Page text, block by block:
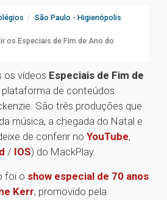
São Paulo - Higienópolis
os Especiais de Fim de Ano do
os vídeos Especiais de Fim de
plataforma de conteúdos
São três produções que
música, a chegada do Natal e
de conferir no YouTube,
/ IOS) do MackPlay.
foi o show especial de 70 anos
Kerr, promovido pela